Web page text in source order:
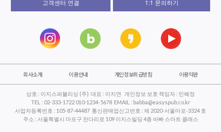
고객센터 연결 1:1 문의하기
회사소개 이용안내 개인정보취급방침 이용약관
상호 : 이지스퍼블리싱 (주) 대표 : 이지연 개인정보 보호 책임자 : 민혜정
TEL : 02-333-1722 010-1234-5678 EMAIL : babba@easyspub.co.kr
사업자등록번호 : 105-87-44487 통신판매업신고번호 : 제 2020-서울마포-3324 호
주소 : 서울특별시 마포구 잔다리로 109 이지스빌딩 4층 바빠 스마트 클래스